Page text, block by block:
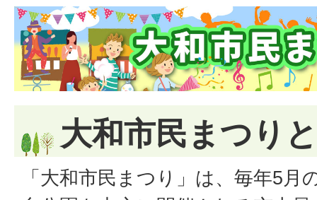
大和市民まつり
「大和市民まつり」は、毎年5月